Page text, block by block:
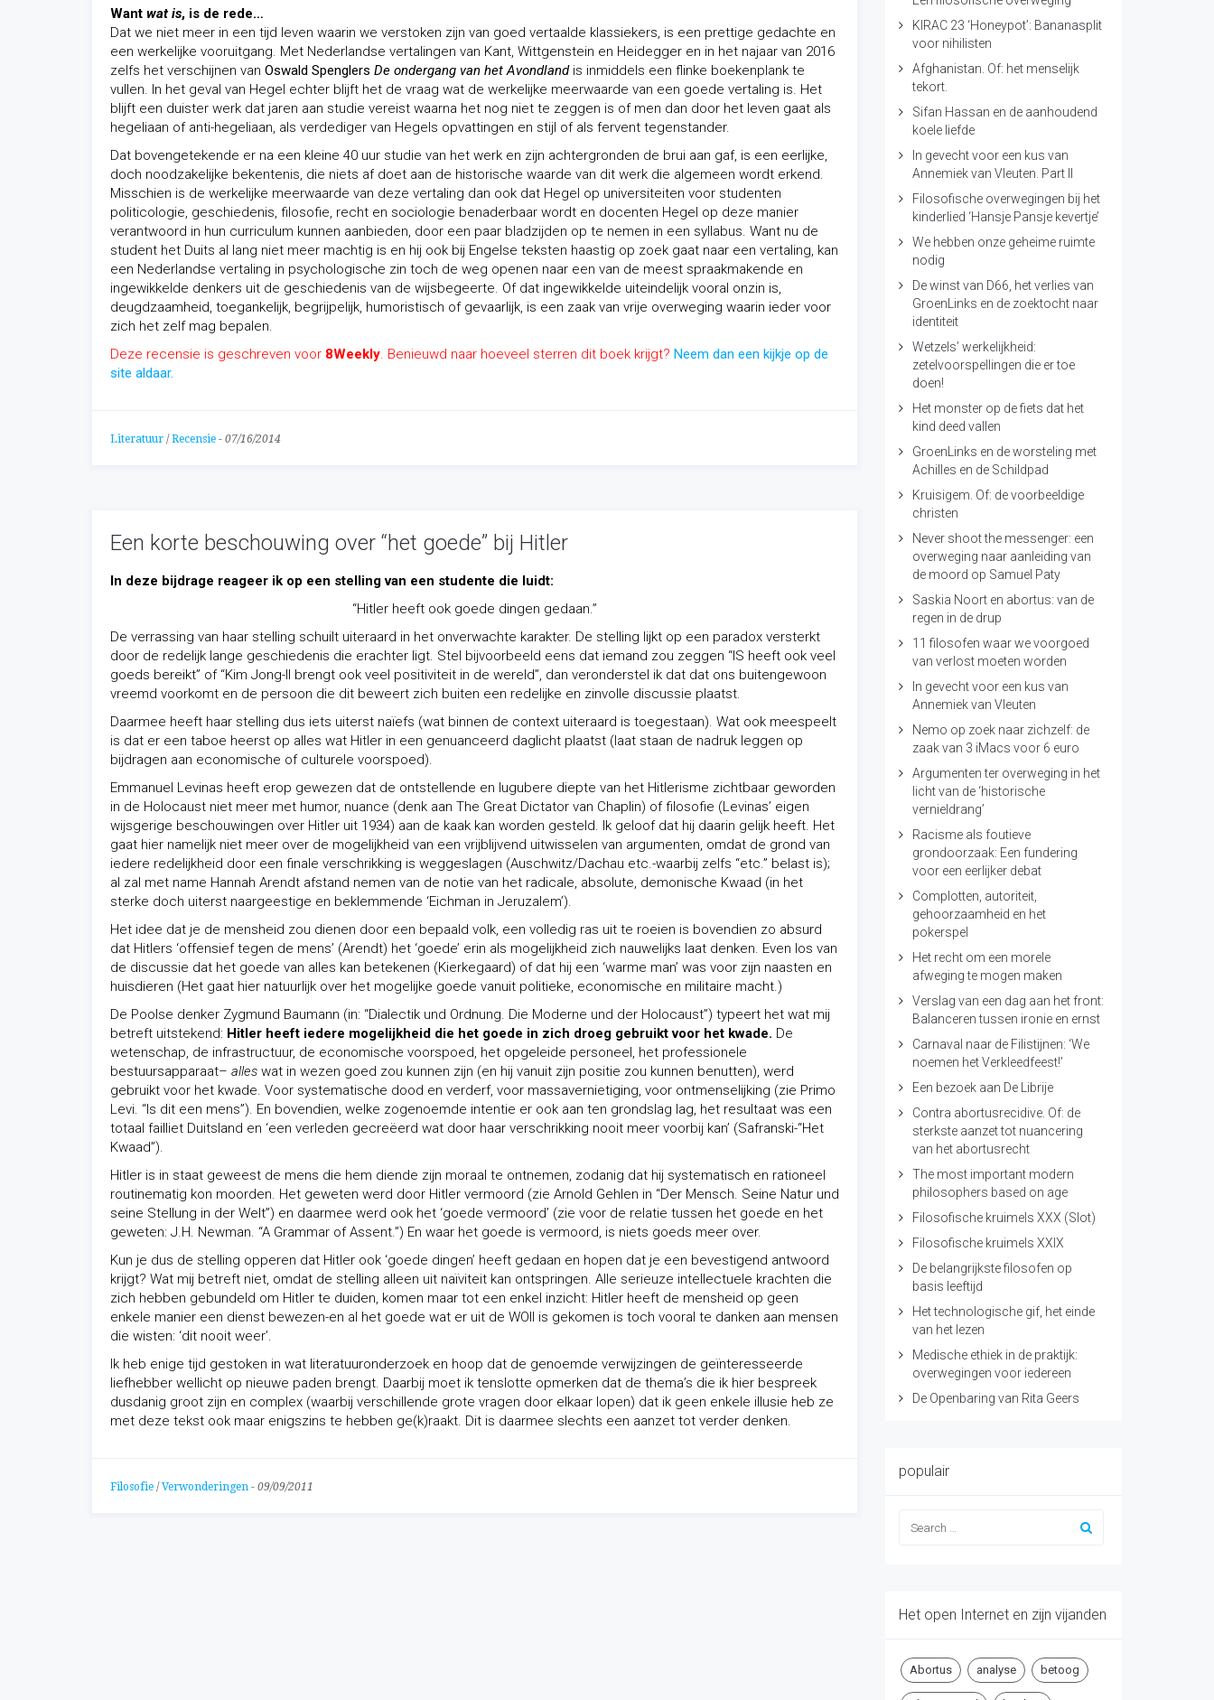
Want wat is, is de rede…
Dat we niet meer in een tijd leven waarin we verstoken zijn van goed vertaalde klassiekers, is een prettige gedachte en
een werkelijke vooruitgang. Met Nederlandse vertalingen van Kant, Wittgenstein en Heidegger en in het najaar van 2016
zelfs het verschijnen van Oswald Spenglers De ondergang van het Avondlandis inmiddels een flinke boekenplank te
vullen. In het geval van Hegel echter blijft het de vraag wat de werkelijke meerwaarde van een goede vertaling is. Het
blijft een duister werk dat jaren aan studie vereist waarna het nog niet te zeggen is of men dan door het leven gaat als
hegeliaan of anti-hegeliaan, als verdediger van Hegels opvattingen en stijl of als fervent tegenstander.
Dat bovengetekende er na een kleine 40 uur studie van het werk en zijn achtergronden de brui aan gaf, is een eerlijke,
doch noodzakelijke bekentenis, die niets af doet aan de historische waarde van dit werk die algemeen wordt erkend.
Misschien is de werkelijke meerwaarde van deze vertaling dan ook dat Hegel op universiteiten voor studenten
politicologie, geschiedenis, filosofie, recht en sociologie benaderbaar wordt en docenten Hegel op deze manier
verantwoord in hun curriculum kunnen aanbieden, door een paar bladzijden op te nemen in een syllabus. Want nu de
student het Duits al lang niet meer machtig is en hij ook bij Engelse teksten haastig op zoek gaat naar een vertaling, kan
een Nederlandse vertaling in psychologische zin toch de weg openen naar een van de meest spraakmakende en
ingewikkelde denkers uit de geschiedenis van de wijsbegeerte. Of dat ingewikkelde uiteindelijk vooral onzin is,
deugdzaamheid, toegankelijk, begrijpelijk, humoristisch of gevaarlijk, is een zaak van vrije overweging waarin ieder voor
zich het zelf mag bepalen.
Deze recensie is geschreven voor 8Weekly. Benieuwd naar hoeveel sterren dit boek krijgt? Neem dan een kijkje op de
site aldaar.
Literatuur / Recensie - 07/16/2014
Een korte beschouwing over “het goede” bij Hitler
In deze bijdrage reageer ik op een stelling van een studente die luidt:
“Hitler heeft ook goede dingen gedaan.”
De verrassing van haar stelling schuilt uiteraard in het onverwachte karakter. De stelling lijkt op een paradox versterkt
door de redelijk lange geschiedenis die erachter ligt. Stel bijvoorbeeld eens dat iemand zou zeggen “IS heeft ook veel
goeds bereikt” of “Kim Jong-Il brengt ook veel positiviteit in de wereld”, dan veronderstel ik dat dat ons buitengewoon
vreemd voorkomt en de persoon die dit beweert zich buiten een redelijke en zinvolle discussie plaatst.
Daarmee heeft haar stelling dus iets uiterst naïefs (wat binnen de context uiteraard is toegestaan). Wat ook meespeelt
is dat er een taboe heerst op alles wat Hitler in een genuanceerd daglicht plaatst (laat staan de nadruk leggen op
bijdragen aan economische of culturele voorspoed).
Emmanuel Levinas heeft erop gewezen dat de ontstellende en lugubere diepte van het Hitlerisme zichtbaar geworden
in de Holocaust niet meer met humor, nuance (denk aan The Great Dictator van Chaplin) of filosofie (Levinas’ eigen
wijsgerige beschouwingen over Hitler uit 1934) aan de kaak kan worden gesteld. Ik geloof dat hij daarin gelijk heeft. Het
gaat hier namelijk niet meer over de mogelijkheid van een vrijblijvend uitwisselen van argumenten, omdat de grond van
iedere redelijkheid door een finale verschrikking is weggeslagen (Auschwitz/Dachau etc.-waarbij zelfs “etc.” belast is);
al zal met name Hannah Arendt afstand nemen van de notie van het radicale, absolute, demonische Kwaad (in het
sterke doch uiterst naargeestige en beklemmende ‘Eichman in Jeruzalem’).
Het idee dat je de mensheid zou dienen door een bepaald volk, een volledig ras uit te roeien is bovendien zo absurd
dat Hitlers ‘offensief tegen de mens’ (Arendt) het ‘goede’ erin als mogelijkheid zich nauwelijks laat denken. Even los van
de discussie dat het goede van alles kan betekenen (Kierkegaard) of dat hij een ‘warme man’ was voor zijn naasten en
huisdieren (Het gaat hier natuurlijk over het mogelijke goede vanuit politieke, economische en militaire macht.)
De Poolse denker Zygmund Baumann (in: “Dialectik und Ordnung. Die Moderne und der Holocaust”) typeert het wat mij
betreft uitstekend: Hitler heeft iedere mogelijkheid die het goede in zich droeg gebruikt voor het kwade. De
wetenschap, de infrastructuur, de economische voorspoed, het opgeleide personeel, het professionele
bestuursapparaat– alles wat in wezen goed zou kunnen zijn (en hij vanuit zijn positie zou kunnen benutten), werd
gebruikt voor het kwade. Voor systematische dood en verderf, voor massavernietiging, voor ontmenselijking (zie Primo
Levi. “Is dit een mens”). En bovendien, welke zogenoemde intentie er ook aan ten grondslag lag, het resultaat was een
totaal failliet Duitsland en ‘een verleden gecreëerd wat door haar verschrikking nooit meer voorbij kan’ (Safranski-“Het
Kwaad”).
Hitler is in staat geweest de mens die hem diende zijn moraal te ontnemen, zodanig dat hij systematisch en rationeel
routinematig kon moorden. Het geweten werd door Hitler vermoord (zie Arnold Gehlen in “Der Mensch. Seine Natur und
seine Stellung in der Welt”) en daarmee werd ook het ‘goede vermoord’ (zie voor de relatie tussen het goede en het
geweten: J.H. Newman. “A Grammar of Assent.”) En waar het goede is vermoord, is niets goeds meer over.
Kun je dus de stelling opperen dat Hitler ook ‘goede dingen’ heeft gedaan en hopen dat je een bevestigend antwoord
krijgt? Wat mij betreft niet, omdat de stelling alleen uit naïviteit kan ontspringen. Alle serieuze intellectuele krachten die
zich hebben gebundeld om Hitler te duiden, komen maar tot een enkel inzicht: Hitler heeft de mensheid op geen
enkele manier een dienst bewezen-en al het goede wat er uit de WOII is gekomen is toch vooral te danken aan mensen
die wisten: ‘dit nooit weer’.
Ik heb enige tijd gestoken in wat literatuuronderzoek en hoop dat de genoemde verwijzingen de geïnteresseerde
liefhebber wellicht op nieuwe paden brengt. Daarbij moet ik tenslotte opmerken dat de thema’s die ik hier bespreek
dusdanig groot zijn en complex (waarbij verschillende grote vragen door elkaar lopen) dat ik geen enkele illusie heb ze
met deze tekst ook maar enigszins te hebben ge(k)raakt. Dit is daarmee slechts een aanzet tot verder denken.
Filosofie / Verwonderingen - 09/09/2011
KIRAC 23 ‘Honeypot’: Bananasplit
voor nihilisten
Afghanistan. Of: het menselijk
tekort.
Sifan Hassan en de aanhoudend
koele liefde
In gevecht voor een kus van
Annemiek van Vleuten. Part II
Filosofische overwegingen bij het
kinderlied ‘Hansje Pansje kevertje’
We hebben onze geheime ruimte
nodig
De winst van D66, het verlies van
GroenLinks en de zoektocht naar
identiteit
Wetzels’ werkelijkheid:
zetelvoorspellingen die er toe
doen!
Het monster op de fiets dat het
kind deed vallen
GroenLinks en de worsteling met
Achilles en de Schildpad
Kruisigem. Of: de voorbeeldige
christen
Never shoot the messenger: een
overweging naar aanleiding van
de moord op Samuel Paty
Saskia Noort en abortus: van de
regen in de drup
11 filosofen waar we voorgoed
van verlost moeten worden
In gevecht voor een kus van
Annemiek van Vleuten
Nemo op zoek naar zichzelf: de
zaak van 3 iMacs voor 6 euro
Argumenten ter overweging in het
licht van de ‘historische
vernieldrang’
Racisme als foutieve
grondoorzaak: Een fundering
voor een eerlijker debat
Complotten, autoriteit,
gehoorzaamheid en het
pokerspel
Het recht om een morele
afweging te mogen maken
Verslag van een dag aan het front:
Balanceren tussen ironie en ernst
Carnaval naar de Filistijnen: ‘We
noemen het Verkleedfeest!’
Een bezoek aan De Librije
Contra abortusrecidive. Of: de
sterkste aanzet tot nuancering
van het abortusrecht
The most important modern
philosophers based on age
Filosofische kruimels XXX (Slot)
Filosofische kruimels XXIX
De belangrijkste filosofen op
basis leeftijd
Het technologische gif, het einde
van het lezen
Medische ethiek in de praktijk:
overwegingen voor iedereen
De Openbaring van Rita Geers
populair
Het open Internet en zijn vijanden
Abortus analyse betoog